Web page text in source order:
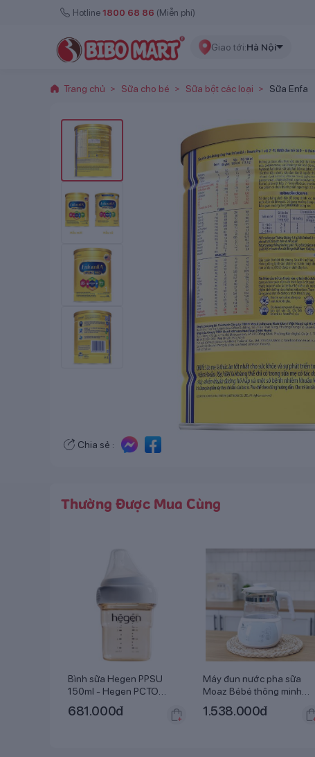
Hotline 1800 68 86 (Miễn phí)
Giao tới:Hà Nội
Trang chủ > Sữa cho bé > Sữa bột các loại > Sữa Enfa
Chia sẻ :
Thường Được Mua Cùng
Bình sữa Hegen PPSU
150ml - Hegen PCTO
681.000đ
Máy đun nước pha sữa
Moaz Bébé thông minh
1.538.000đ